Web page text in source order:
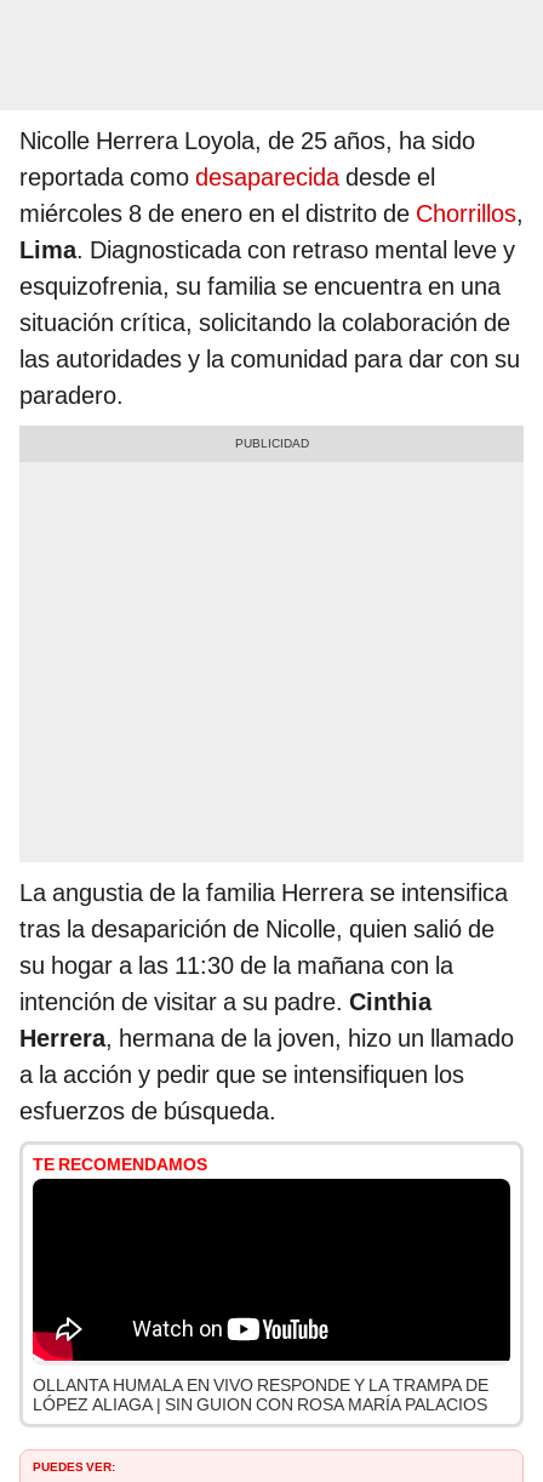
Nicolle Herrera Loyola, de 25 años, ha sido
reportada como desaparecidadesde el
miércoles 8 de enero en el distrito de Chorrillos,
Lima. Diagnosticada con retraso mental leve y
esquizofrenia, su familia se encuentra en una
situación crítica, solicitando la colaboración de
las autoridades y la comunidad para dar con su
paradero.
La angustia de la familia Herrera se intensifica
tras la desaparición de Nicolle, quien salió de
su hogar a las 11:30 de la mañana con la
intención de visitar a su padre. Cinthia
Herrera, hermana de la joven, hizo un llamado
a la acción y pedir que se intensifiquen los
esfuerzos de búsqueda.
TE RECOMENDAMOS
OLLANTA HUMALA EN VIVO RESPONDE Y LA TRAMPA DE
LÓPEZ ALIAGA | SIN GUION CON ROSA MARÍA PALACIOS
PUEDES VER: